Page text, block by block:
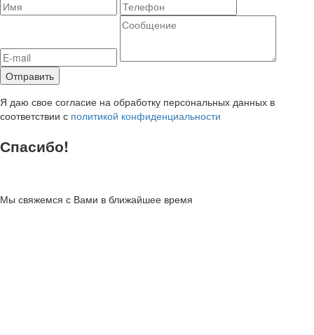
Я даю свое согласие на обработку персональных данных в
соответствии с политикой конфиденциальности
Спасибо!
Мы свяжемся с Вами в ближайшее время